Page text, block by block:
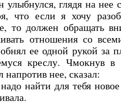
глядя на нее
что если я хочу
то должен обращать
отношения со
ее одной рукой за
креслу. Чмокнув в
напротив нее, сказал:
найти для тебя новое